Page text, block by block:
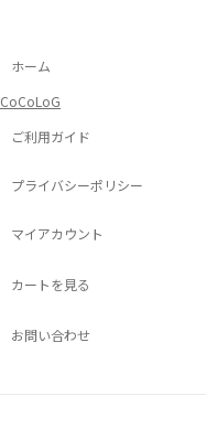
ホーム
CoCoLoG
ご利用ガイド
プライバシーポリシー
マイアカウント
カートを見る
お問い合わせ